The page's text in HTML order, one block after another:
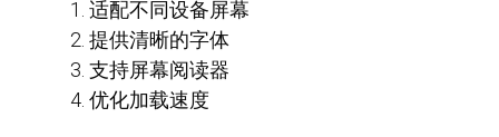
适配不同设备屏幕
提供清晰的字体
支持屏幕阅读器
优化加载速度